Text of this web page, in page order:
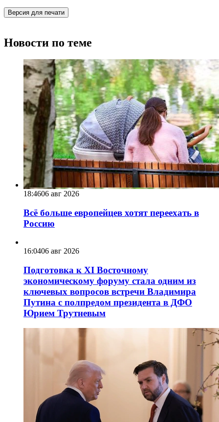
Версия для печати
Новости по теме
18:4606 авг 2026
Всё больше европейцев хотят переехать в
Россию
16:0406 авг 2026
Подготовка к XI Восточному
экономическому форуму стала одним из
ключевых вопросов встречи Владимира
Путина с полпредом президента в ДФО
Юрием Трутневым